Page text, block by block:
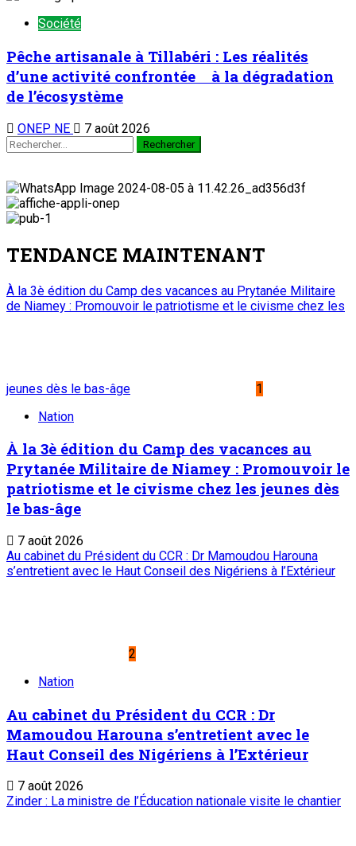
Société
Pêche artisanale à Tillabéri : Les réalités
d’une activité confrontée à la dégradation
de l’écosystème
ONEP NE 7 août 2026
TENDANCE MAINTENANT
À la 3è édition du Camp des vacances au Prytanée Militaire
de Niamey : Promouvoir le patriotisme et le civisme chez les
jeunes dès le bas-âge
1
Nation
À la 3è édition du Camp des vacances au
Prytanée Militaire de Niamey : Promouvoir le
patriotisme et le civisme chez les jeunes dès
le bas-âge
7 août 2026
Au cabinet du Président du CCR : Dr Mamoudou Harouna
s’entretient avec le Haut Conseil des Nigériens à l’Extérieur
2
Nation
Au cabinet du Président du CCR : Dr
Mamoudou Harouna s’entretient avec le
Haut Conseil des Nigériens à l’Extérieur
7 août 2026
Zinder : La ministre de l’Éducation nationale visite le chantier